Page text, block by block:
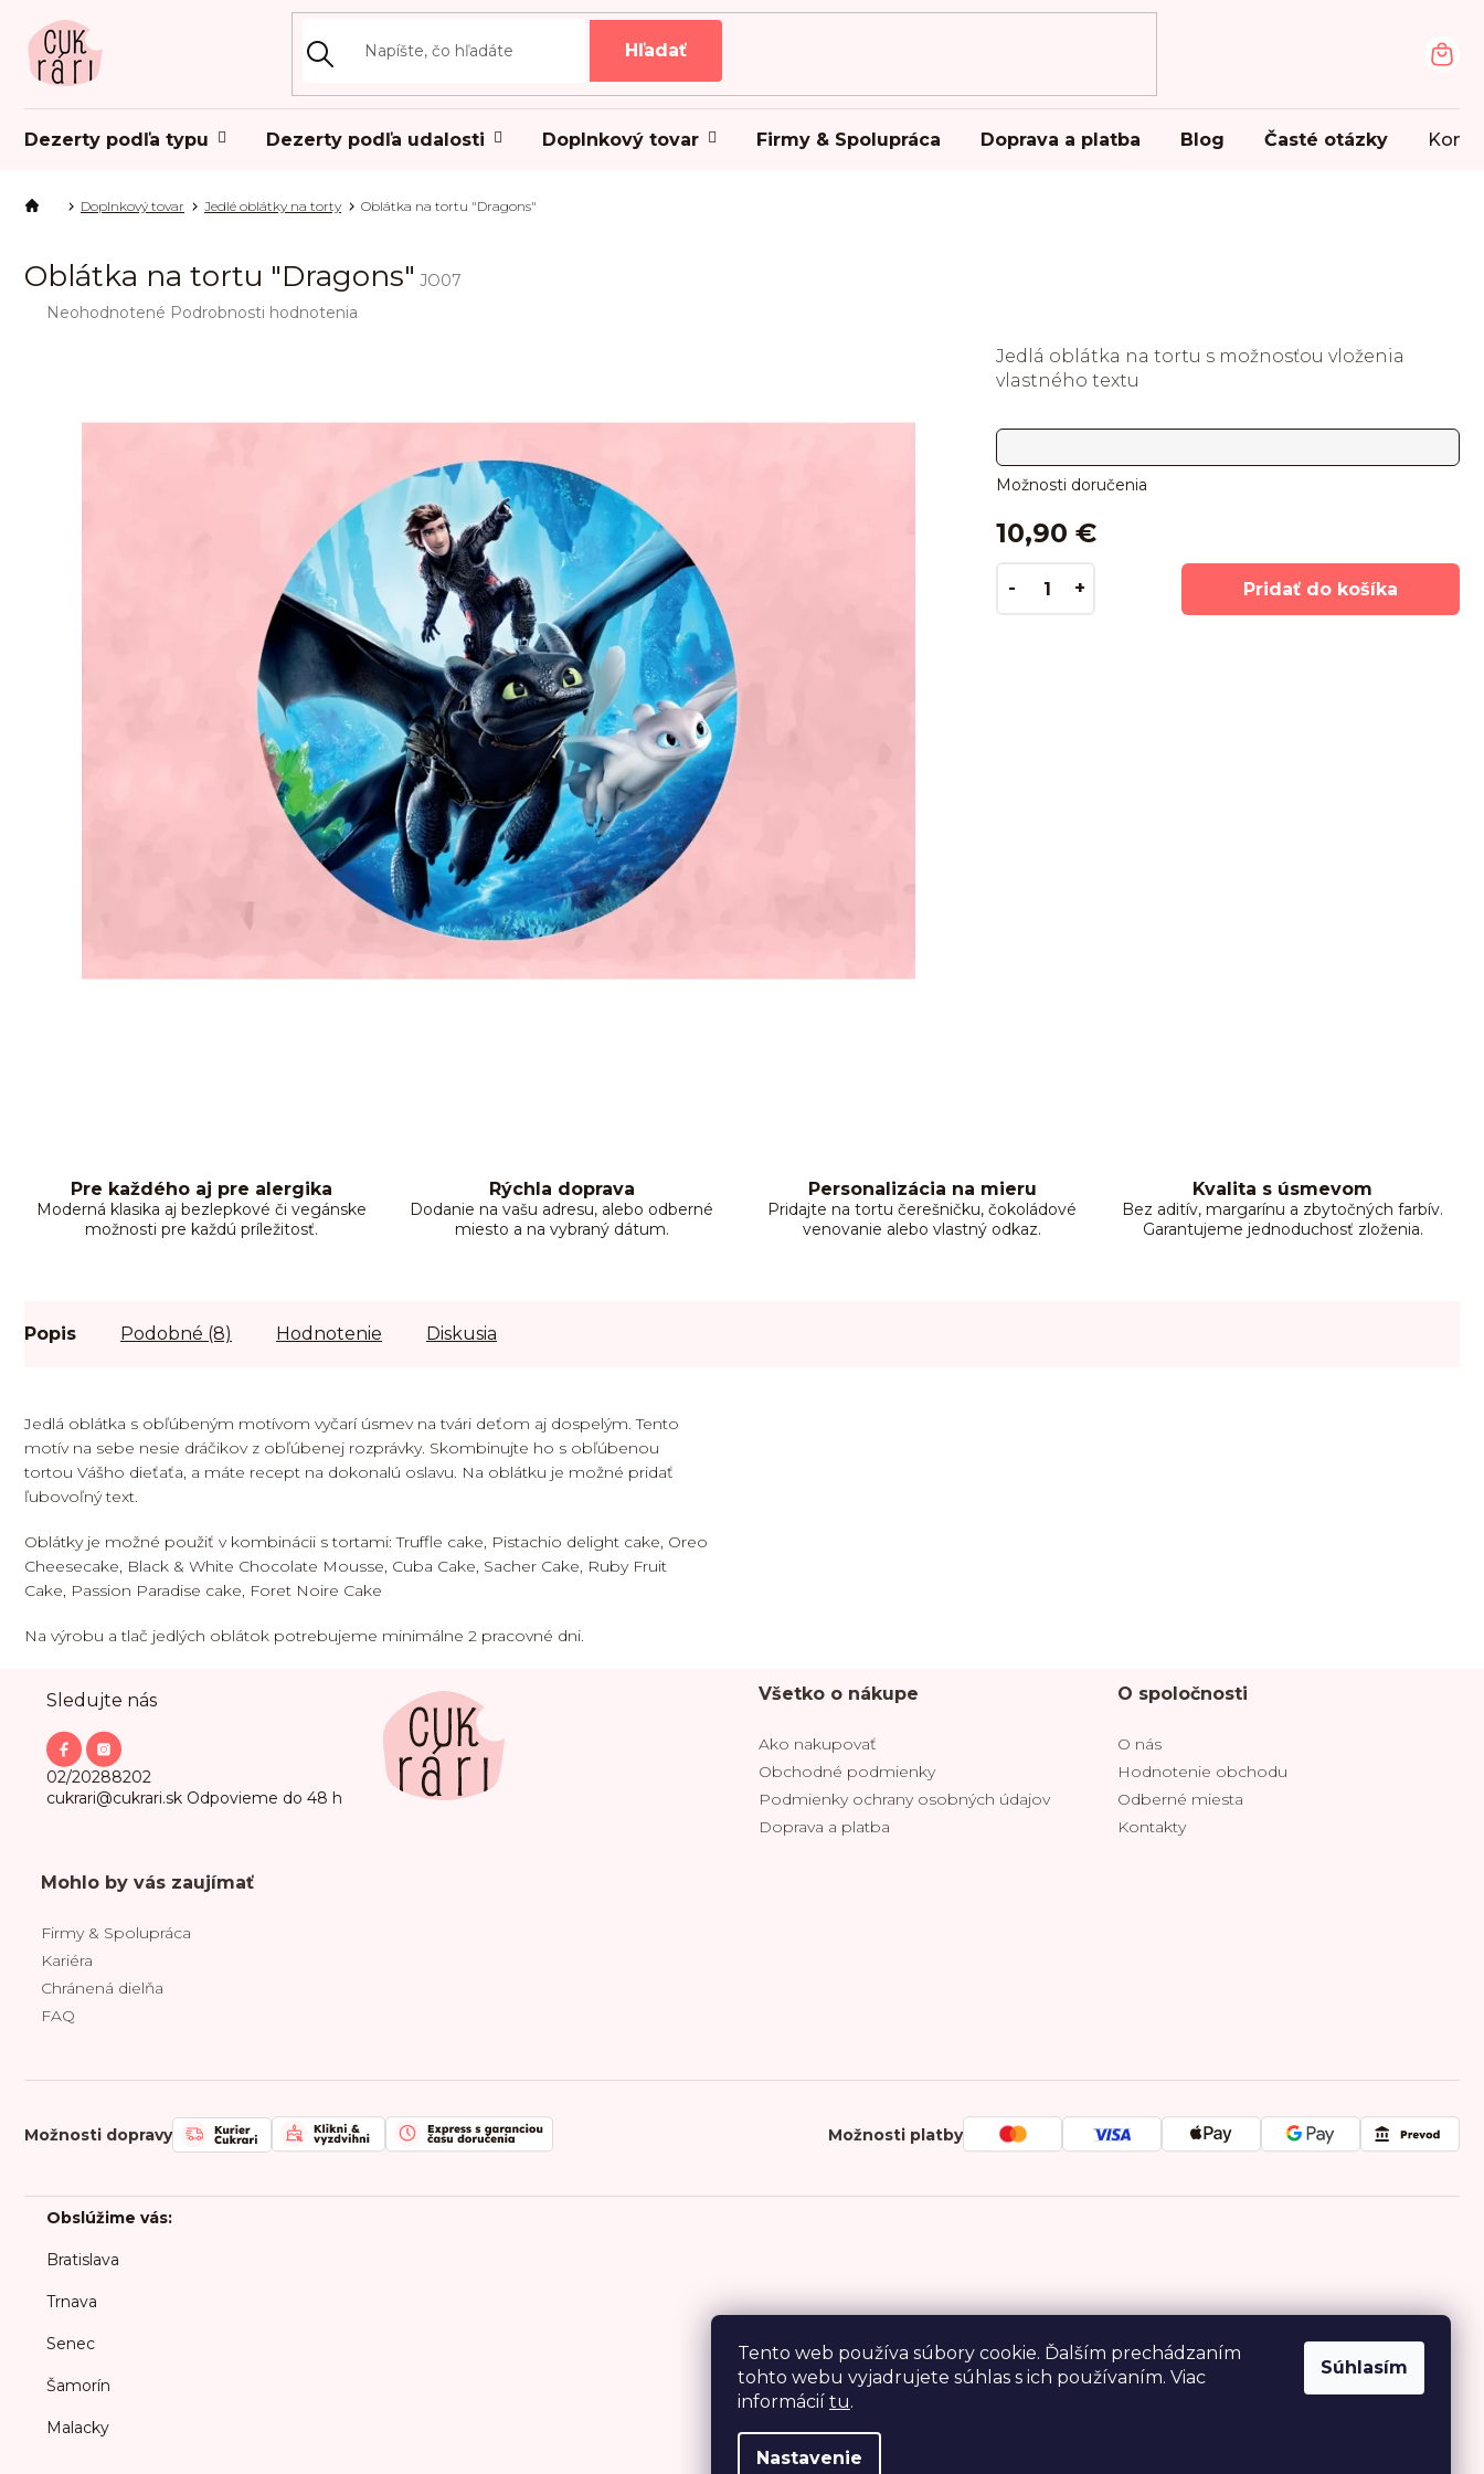
Tento web používa súbory cookie. Ďalším prechádzaním
tohto webu vyjadrujete súhlas s ich používaním. Viac
informácií tu.
Nastavenie
Súhlasím
obsah
Hľadať
Dezerty podľa typu Dezerty podľa udalosti Doplnkový tovar Firmy & Spolupráca Doprava a platba Blog Časté otázky
Doplnkový tovar Jedlé oblátky na torty Oblátka na tortu "Dragons"
Oblátka na tortu "Dragons" JO07
Priemerné
Neohodnotené Podrobnosti hodnotenia
10,90 €
Možnosti doručenia
Pridať do košíka
Jedlá oblátka na tortu s možnosťou vloženia
vlastného textu
Pre každého aj pre alergika
Moderná klasika aj bezlepkové či vegánske
možnosti pre každú príležitosť.
Rýchla doprava
Dodanie na vašu adresu, alebo odberné
miesto a na vybraný dátum.
Personalizácia na mieru
Pridajte na tortu čerešničku, čokoládové
venovanie alebo vlastný odkaz.
Kvalita s úsmevom
Bez aditív, margarínu a zbytočných farbív.
Garantujeme jednoduchosť zloženia.
Popis Podobné (8) Hodnotenie Diskusia
Jedlá oblátka s obľúbeným motívom vyčarí úsmev na tvári deťom aj dospelým. Tento
motív na sebe nesie dráčikov z obľúbenej rozprávky. Skombinujte ho s obľúbenou
tortou Vášho dieťaťa, a máte recept na dokonalú oslavu. Na oblátku je možné pridať
ľubovoľný text.
Oblátky je možné použiť v kombinácii s tortami: Truffle cake, Pistachio delight cake, Oreo
Cheesecake, Black & White Chocolate Mousse, Cuba Cake, Sacher Cake, Ruby Fruit
Cake, Passion Paradise cake, Foret Noire Cake
Na výrobu a tlač jedlých oblátok potrebujeme minimálne 2 pracovné dni.
Sledujte nás
02/20288202
cukrari@cukrari.sk Odpovieme do 48 h
Všetko o nákupe
Ako nakupovať
Obchodné podmienky
Podmienky ochrany osobných údajov
Doprava a platba
O spoločnosti
O nás
Hodnotenie obchodu
Odberné miesta
Kontakty
Mohlo by vás zaujímať
Firmy & Spolupráca
Kariéra
Chránená dielňa
FAQ
Možnosti dopravy Možnosti platby
Obslúžime vás:
Bratislava
Trnava
Senec
Šamorín
Malacky